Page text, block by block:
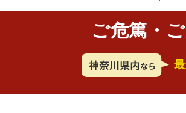
ご危篤・